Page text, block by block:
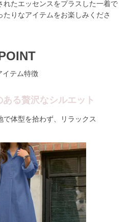
れたエッセンスをプラスした一着で
りなアイテムをお楽しみくださ
イテム特徴
ある贅沢なシルエット
で体型を拾わず、リラックス